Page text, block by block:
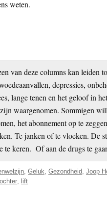
weten.
van deze columns kan leiden
depressies,
lange tenen en het geloof in
waargenomen. Sommigen
het abonnement op te
Te janken of te vloeken. De
te keren. Of aan de drugs te
Geluk Gezondheid Joop
lift